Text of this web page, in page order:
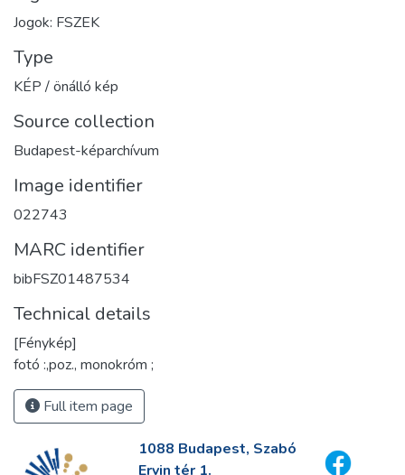
Jogok: FSZEK
Type
KÉP / önálló kép
Source collection
Budapest-képarchívum
Image identifier
022743
MARC identifier
bibFSZ01487534
Technical details
[Fénykép]
fotó :,poz., monokróm ;
Full item page
1088 Budapest, Szabó
Ervin tér 1.